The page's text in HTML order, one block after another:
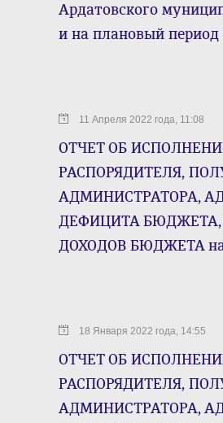
Ардатовского
и на плановый период
11 Апреля 2022 года, 11:08
ОТЧЕТ ОБ
РАСПОРЯДИТЕЛЯ,
АДМИНИСТРАТОРА,
ДЕФИЦИТА БЮДЖЕТА,
ДОХОДОВ БЮДЖЕТА на
18 Января 2022 года, 14:55
ОТЧЕТ ОБ
РАСПОРЯДИТЕЛЯ,
АДМИНИСТРАТОРА,